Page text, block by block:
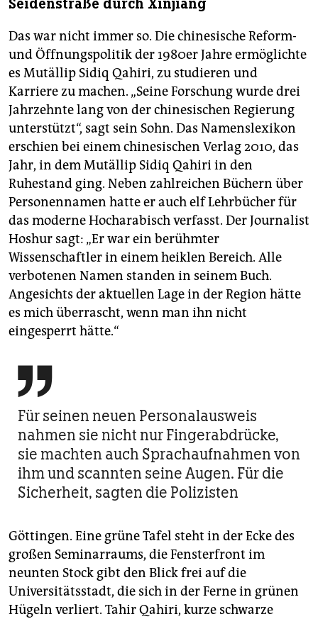
Seidenstraße durch Xinjiang
Das war nicht immer so. Die chinesische Reform-
und Öffnungspolitik der 1980er Jahre ermöglichte
es Mutällip Sidiq Qahiri, zu studieren und
Karriere zu machen. „Seine Forschung wurde drei
Jahrzehnte lang von der chinesischen Regierung
unterstützt“, sagt sein Sohn. Das Namenslexikon
erschien bei einem chinesischen Verlag 2010, das
Jahr, in dem Mutällip Sidiq Qahiri in den
Ruhestand ging. Neben zahlreichen Büchern über
Personennamen hatte er auch elf Lehrbücher für
das moderne Hocharabisch verfasst. Der Journalist
Hoshur sagt: „Er war ein berühmter
Wissenschaftler in einem heiklen Bereich. Alle
verbotenen Namen standen in seinem Buch.
Angesichts der aktuellen Lage in der Region hätte
es mich überrascht, wenn man ihn nicht
eingesperrt hätte.“

Für seinen neuen Personalausweis
nahmen sie nicht nur Fingerabdrücke,
sie machten auch Sprachaufnahmen von
ihm und scannten seine Augen. Für die
Sicherheit, sagten die Polizisten
Göttingen. Eine grüne Tafel steht in der Ecke des
großen Seminarraums, die Fensterfront im
neunten Stock gibt den Blick frei auf die
Universitätsstadt, die sich in der Ferne in grünen
Hügeln verliert. Tahir Qahiri, kurze schwarze